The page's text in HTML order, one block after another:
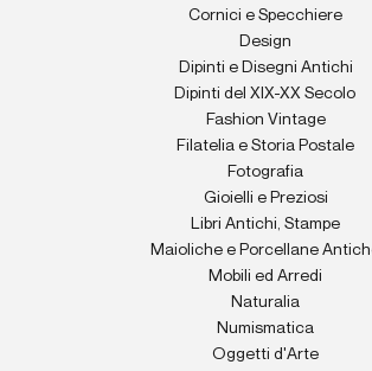
Cornici e Specchiere
Design
Dipinti e Disegni Antichi
Dipinti del XIX-XX Secolo
Fashion Vintage
Filatelia e Storia Postale
Fotografia
Gioielli e Preziosi
Libri Antichi, Stampe
Maioliche e Porcellane
Mobili ed Arredi
Naturalia
Numismatica
Oggetti d'Arte